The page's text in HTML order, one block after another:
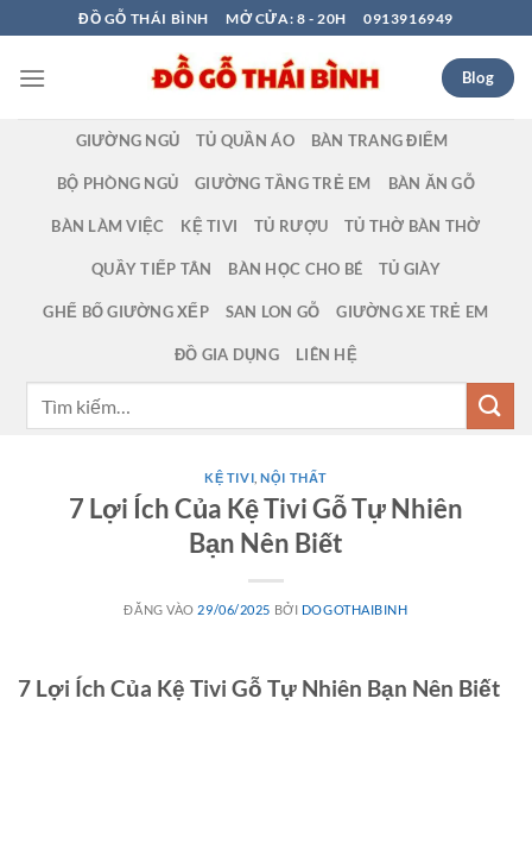
qua
nội
ĐỒ GỖ THÁI BÌNH MỞ CỬA: 8 - 20H 0913916949
Blog
GIƯỜNG NGỦ TỦ QUẦN ÁO BÀN TRANG ĐIỂM
BỘ PHÒNG NGỦ GIƯỜNG TẦNG TRẺ EM BÀN ĂN GỖ
BÀN LÀM VIỆC KỆ TIVI TỦ RƯỢU TỦ THỜ BÀN THỜ
QUẦY TIẾP TÂN BÀN HỌC CHO BÉ TỦ GIÀY
GHẾ BỐ GIƯỜNG XẾP SAN LON GỖ GIƯỜNG XE TRẺ EM
ĐỒ GIA DỤNG LIÊN HỆ
KỆ TIVI ,NỘI THẤT
7 Lợi Ích Của Kệ Tivi Gỗ Tự Nhiên
Bạn Nên Biết
ĐĂNG VÀO 29/06/2025 BỞI DOGOTHAIBINH
7 Lợi Ích Của Kệ Tivi Gỗ Tự Nhiên Bạn Nên Biết